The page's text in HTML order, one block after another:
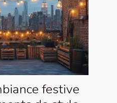
festive